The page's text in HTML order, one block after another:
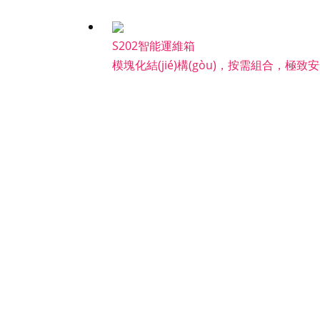
S202智能運維箱
模塊化結(jié)構(gòu)，按需組合，極致